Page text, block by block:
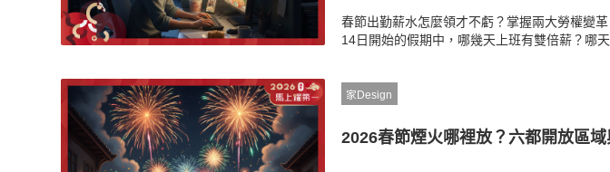
春節出勤薪水怎麼領才不虧？掌握兩大勞權變
14日開始的假期中，哪幾天上班有雙倍薪？哪
家Design
2026春節煙火哪裡放？六都開放區